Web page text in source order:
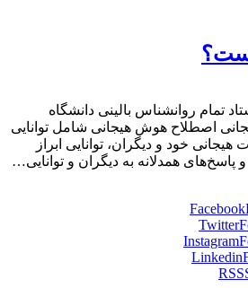
تمام روانشناس بالینی دانشگاه
اصطلاح هوش هیجانی شامل توانایی
خود و دیگران، توانایی ابراز
همدلانه به دیگران و توانایی…
Facebook
Twitter
Instagram
Linkedin
RSS